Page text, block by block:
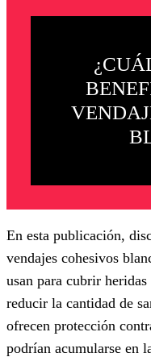
En esta publicación,
vendajes cohesivos
usan para cubrir
reducir la cantidad de
ofrecen protección
podrían acumularse en